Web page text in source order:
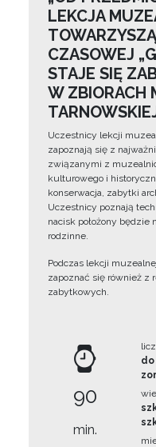
LEKCJA
CZASOWEJ
STAJE SIĘ
W ZBIORACH
Uczestnicy lekcji
zapoznają się z
związanymi z
kulturowego i
konserwacja, zabytki
Uczestnicy poznają
nacisk położony będzie
rodzinne.
Podczas lekcji
zapoznać się również z
zabytkowych.
90
min.
do